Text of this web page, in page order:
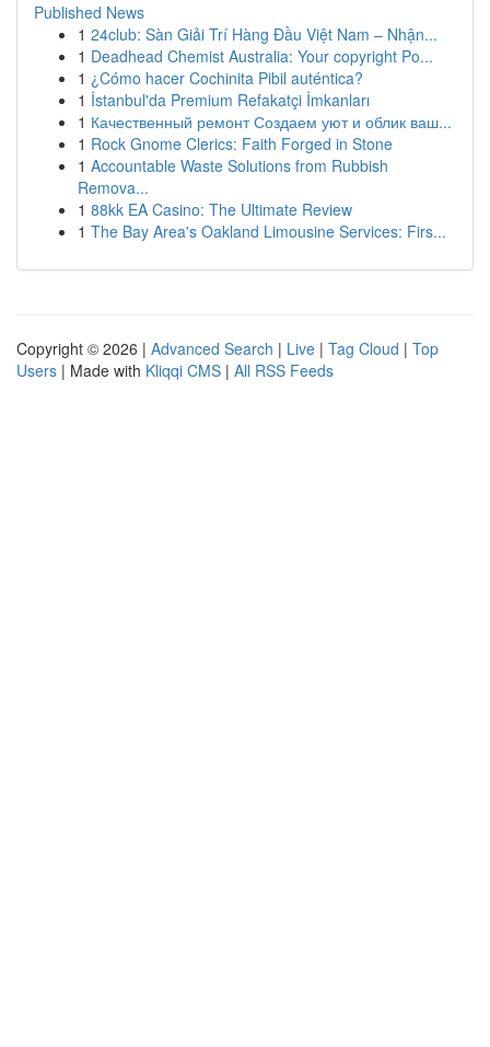
Published News
1 24club: Sàn Giải Trí Hàng Đầu Việt Nam – Nhận...
1 Deadhead Chemist Australia: Your copyright Po...
1 ¿Cómo hacer Cochinita Pibil auténtica?
1 İstanbul'da Premium Refakatçi İmkanları
1 Качественный ремонт Создаем уют и облик ваш...
1 Rock Gnome Clerics: Faith Forged in Stone
1 Accountable Waste Solutions from Rubbish
Remova...
1 88kk EA Casino: The Ultimate Review
1 The Bay Area's Oakland Limousine Services: Firs...
Copyright © 2026 | Advanced Search | Live | Tag Cloud | Top
Users | Made with Kliqqi CMS | All RSS Feeds